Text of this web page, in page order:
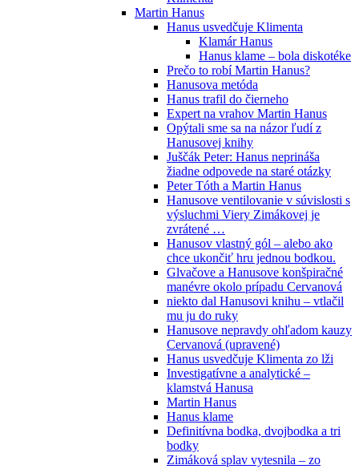
Martin Hanus
Hanus usvedčuje Klimenta
Klamár Hanus
Hanus klame – bola diskotéke
Prečo to robí Martin Hanus?
Hanusova metóda
Hanus trafil do čierneho
Expert na vrahov Martin Hanus
Opýtali sme sa na názor ľudí z
Hanusovej knihy
Juščák Peter: Hanus neprináša
žiadne odpovede na staré otázky
Peter Tóth a Martin Hanus
Hanusove ventilovanie v súvislosti s
výsluchmi Viery Zimákovej je
zvrátené …
Hanusov vlastný gól – alebo ako
chce ukončiť hru jednou bodkou.
Glvačove a Hanusove konšpiračné
manévre okolo prípadu Cervanová
niekto dal Hanusovi knihu – vtlačil
mu ju do ruky
Hanusove nepravdy ohľadom kauzy
Cervanová (upravené)
Hanus usvedčuje Klimenta zo lži
Investigatívne a analytické –
klamstvá Hanusa
Martin Hanus
Hanus klame
Definitívna bodka, dvojbodka a tri
bodky
Zimáková splav vytesnila – zo